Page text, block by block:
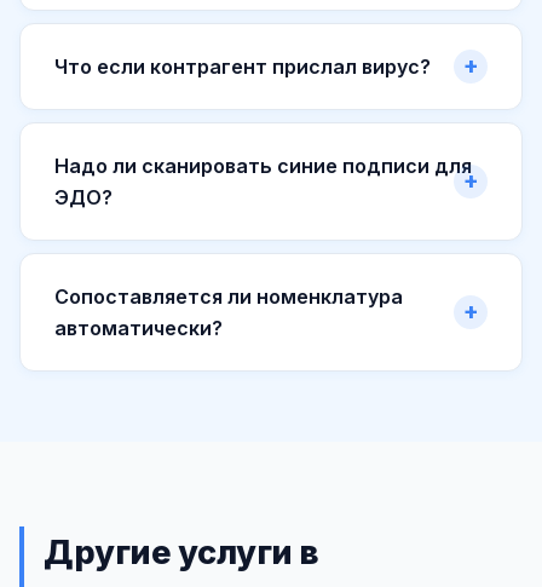
Что если контрагент прислал вирус?
Надо ли сканировать синие подписи для
ЭДО?
Сопоставляется ли номенклатура
автоматически?
Другие услуги в